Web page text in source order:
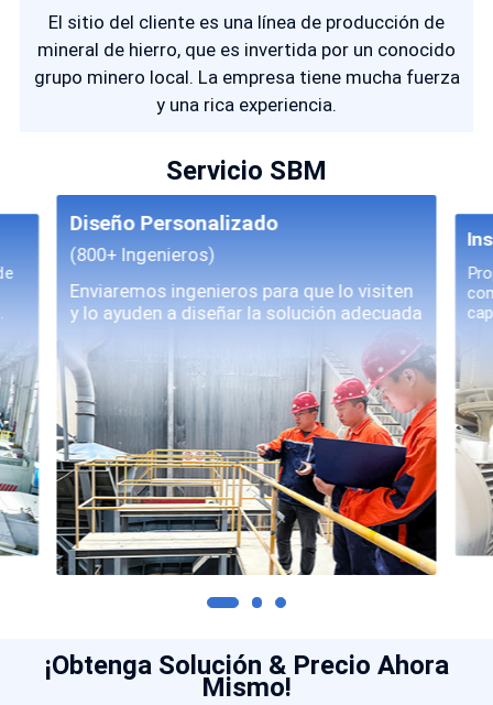
El sitio del cliente es una línea de producción de
mineral de hierro, que es invertida por un conocido
grupo minero local. La empresa tiene mucha fuerza
y una rica experiencia.
Servicio SBM
Diseño Personalizado
(800+ Ingenieros)
Enviaremos ingenieros para que lo visiten
y lo ayuden a diseñar la solución adecuada
¡Obtenga Solución & Precio Ahora
Mismo!